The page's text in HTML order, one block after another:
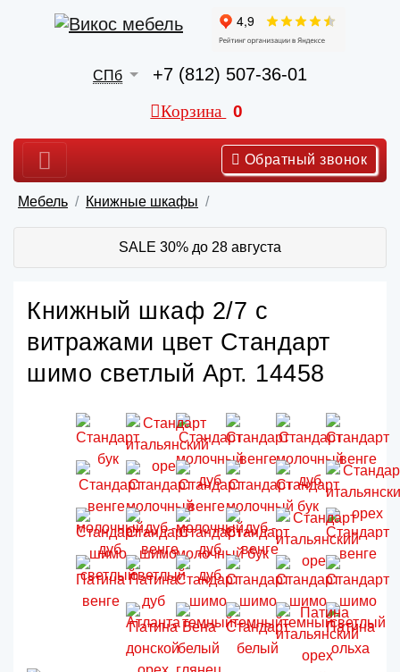
СПб +7 (812) 507-36-01
Корзина 0
Обратный звонок
Мебель Книжные шкафы
SALE 30% до 28 августа
Книжный шкаф 2/7 с
витражами цвет Стандарт
шимо светлый Арт. 14458